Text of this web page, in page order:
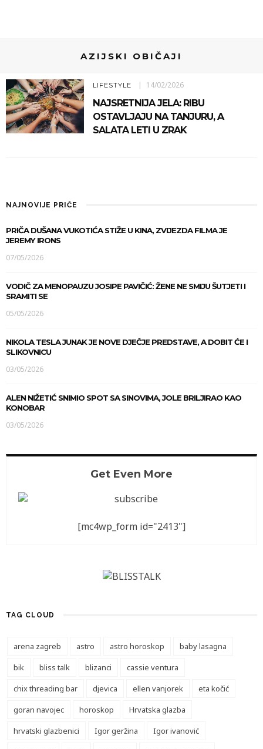
AZIJSKI OBIČAJI
LIFESTYLE 14/02/2026
NAJSRETNIJA JELA: RIBU
OSTAVLJAJU NA TANJURU, A
SALATA LETI U ZRAK
NAJNOVIJE PRIČE
PRIČA DUŠANA VUKOTIĆA STIŽE U KINA, ZVIJEZDA FILMA JE
JEREMY IRONS
07/05/2026
VODIČ ZA MENOPAUZU JOSIPE PAVIČIĆ: ŽENE NE SMIJU ŠUTJETI I
SRAMITI SE
05/05/2026
NIKOLA TESLA JUNAK JE NOVE DJEČJE PREDSTAVE, A DOBIT ĆE I
SLIKOVNICU
03/05/2026
ALEN NIŽETIĆ SNIMIO SPOT SA SINOVIMA, JOLE BRILJIRAO KAO
KONOBAR
03/05/2026
Get Even More
[mc4wp_form id="2413"]
TAG CLOUD
arena zagreb astro astro horoskop
baby lasagna
bik
bliss talk blizanci
cassie ventura
chix threading bar
djevica ellen vanjorek
eta kočić
goran navojec
horoskop
Hrvatska glazba
hrvatski glazbenici
Igor geržina
Igor ivanović